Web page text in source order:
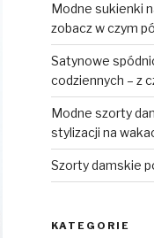
Modne sukienki
zobacz w czym
Satynowe
codziennych – z
Modne szorty
stylizacji na
Szorty damskie
KATEGORIE